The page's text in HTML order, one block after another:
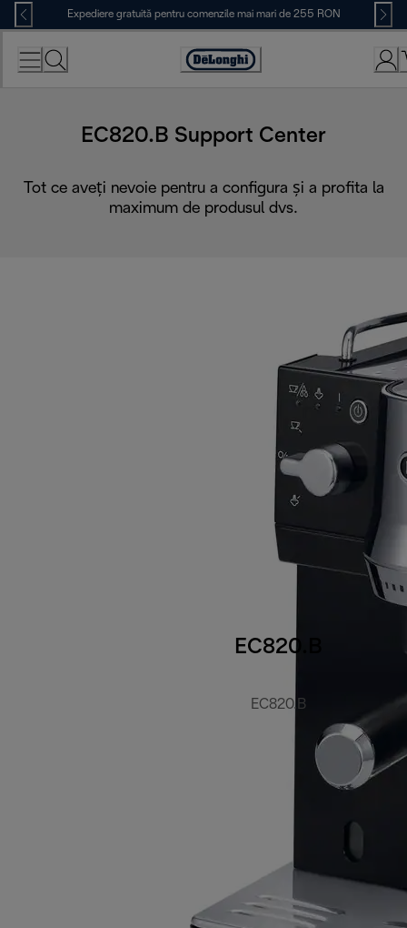
Skip
to
Content
Expediere gratuită pentru comenzile mai mari de 255 RON
Accessibility
EC820.B Support Center
Tot ce aveți nevoie pentru a configura și a profita la
maximum de produsul dvs.
EC820.B
EC820.B